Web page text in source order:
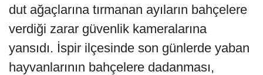
dut ağaçlarına tırmanan ayıların bahçelere
verdiği zarar güvenlik kameralarına
yansıdı. İspir ilçesinde son günlerde yaban
hayvanlarının bahçelere dadanması,